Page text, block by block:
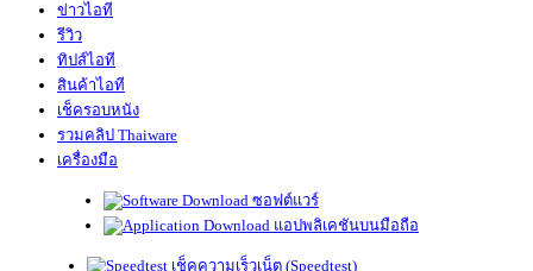
ข่าวไอที
รีวิว
ทิปส์ไอที
สินค้าไอที
เช็ครอบหนัง
รวมคลิป Thaiware
เครื่องมือ
ซอฟต์แวร์
แอปพลิเคชันบนมือถือ
เช็คความเร็วเน็ต (Speedtest)